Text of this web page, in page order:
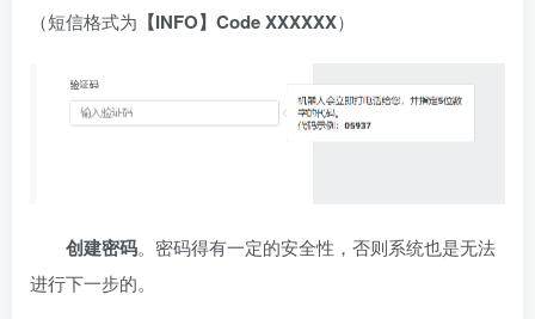
（短信格式为 【INFO】Code XXXXXX）
创建密码。密码得有一定的安全性，否则系统也是无法
进行下一步的。